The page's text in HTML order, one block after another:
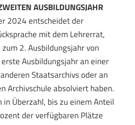
AUSBILDUNGSJAHR
2024 entscheidet der
mit dem Lehrerrat,
2. Ausbildungsjahr von
Ausbildungsjahr an einer
Staatsarchivs oder an
Archivschule absolviert haben.
in Überzahl, bis zu einem Anteil
der verfügbaren Plätze